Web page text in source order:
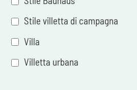
Stile villetta di campagna
Villa
Villetta urbana